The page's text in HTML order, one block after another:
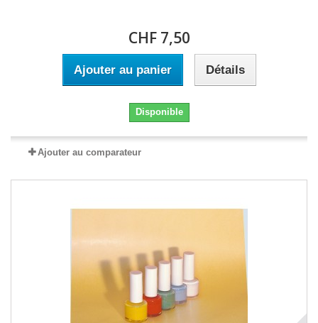
CHF 7,50
Ajouter au panier Détails
Disponible
Ajouter au comparateur